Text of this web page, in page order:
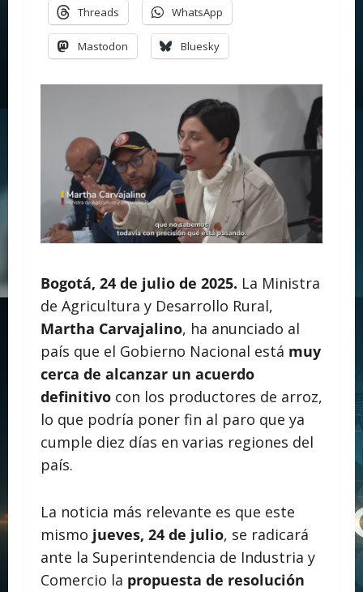
Threads WhatsApp
Mastodon Bluesky
Bogotá, 24 de julio de 2025. La Ministra
de Agricultura y Desarrollo Rural,
Martha Carvajalino, ha anunciado al
país que el Gobierno Nacional está muy
cerca de alcanzar un acuerdo
definitivo con los productores de arroz,
lo que podría poner fin al paro que ya
cumple diez días en varias regiones del
país.
La noticia más relevante es que este
mismo jueves, 24 de julio, se radicará
ante la Superintendencia de Industria y
Comercio la propuesta de resolución